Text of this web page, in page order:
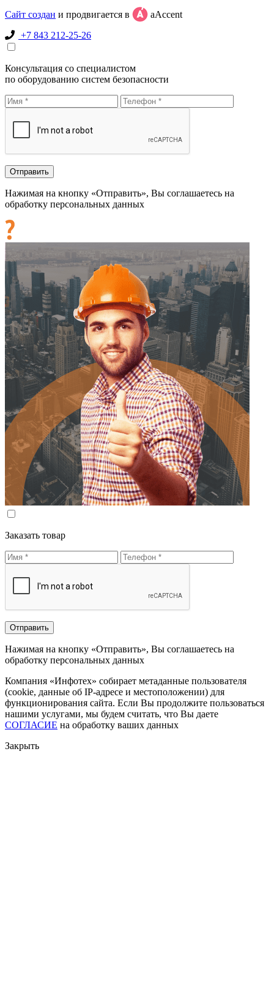
Сайт создан и продвигается в
aAccent
+7 843 212-25-26
Консультация со специалистом
по оборудованию систем безопасности
Нажимая на кнопку «Отправить», Вы соглашаетесь на
обработку персональных данных
Заказать товар
Нажимая на кнопку «Отправить», Вы соглашаетесь на
обработку персональных данных
Компания «Инфотех» собирает метаданные пользователя
(cookie, данные об IP-адресе и местоположении) для
функционирования сайта. Если Вы продолжите пользоваться
нашими услугами, мы будем считать, что Вы даете
СОГЛАСИЕ на обработку ваших данных
Закрыть